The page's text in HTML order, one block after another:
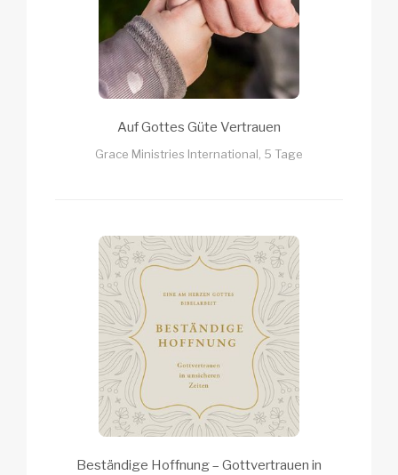
Auf Gottes Güte Vertrauen
Grace Ministries International, 5 Tage
Beständige Hoffnung – Gottvertrauen in